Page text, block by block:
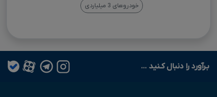
خودروهای 3 میلیاردی
بـرآورد را دنبال کـنید ...